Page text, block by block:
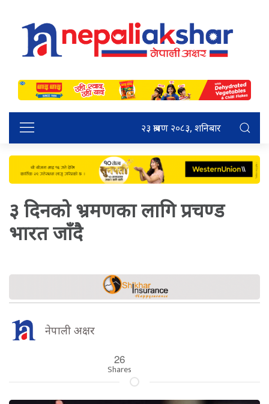
२३ श्रावण २०८३, शनिबार
३ दिनको भ्रमणका लागि प्रचण्ड
भारत जाँदै
नेपाली अक्षर
26
Shares